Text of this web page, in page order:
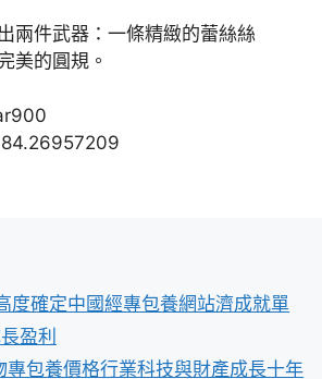
兩件武器：一條精緻的蕾絲絲
美的圓規。
度確定中國經專包養網站濟成就單
盈利
專包養價格行業科技與財產成長十年